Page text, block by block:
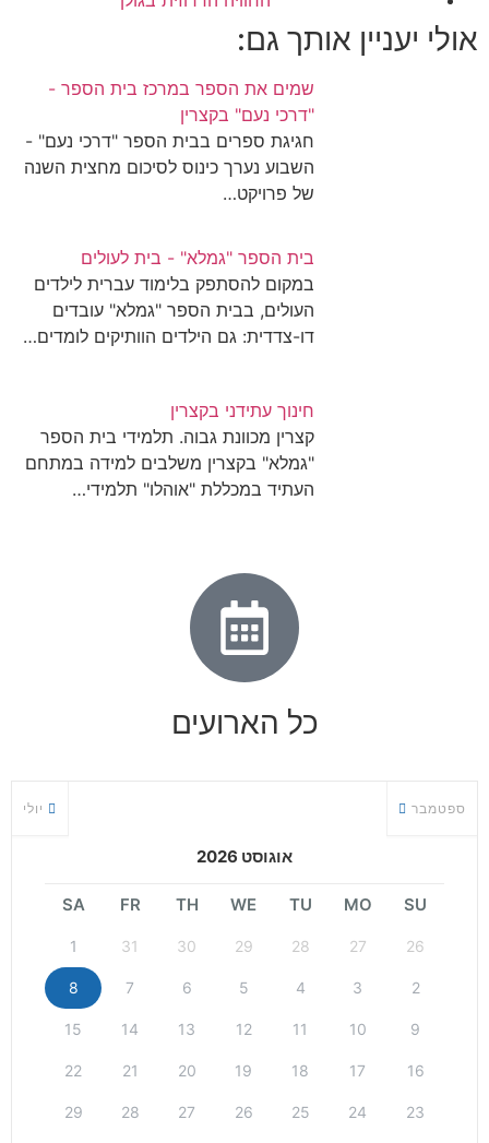
אולי יעניין אותך גם:
שמים את הספר במרכז בית הספר -
"דרכי נעם" בקצרין
חגיגת ספרים בבית הספר "דרכי נעם" -
השבוע נערך כינוס לסיכום מחצית השנה
של פרויקט…
בית הספר "גמלא" - בית לעולים
במקום להסתפק בלימוד עברית לילדים
העולים, בבית הספר "גמלא" עובדים
דו-צדדית: גם הילדים הוותיקים לומדים…
חינוך עתידני בקצרין
קצרין מכוונת גבוה. תלמידי בית הספר
"גמלא" בקצרין משלבים למידה במתחם
העתיד במכללת "אוהלו" תלמידי…
כל הארועים
יולי
אוגוסט 2026
ספטמבר
SU
MO
TU
WE
TH
FR
SA
26
27
28
29
30
31
1
2
3
4
5
6
7
8
9
10
11
12
13
14
15
16
17
18
19
20
21
22
23
24
25
26
27
28
29